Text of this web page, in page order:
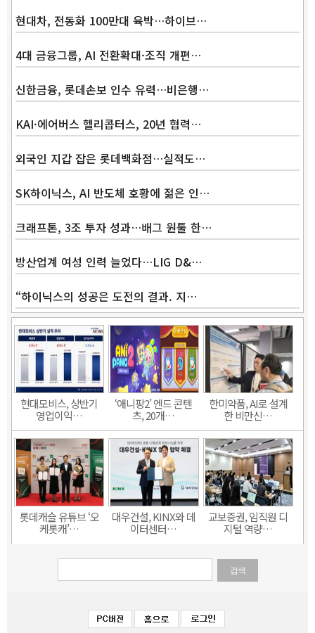
현대차, 전동화 100만대 육박…하이브…
4대 금융그룹, AI 전환확대·조직 개편…
신한금융, 롯데손보 인수 유력…비은행…
KAI·에어버스 헬리콥터스, 20년 협력…
외국인 지갑 잡은 롯데백화점…실적도…
SK하이닉스, AI 반도체 호황에 젊은 인…
크래프톤, 3조 투자 성과…배그 원툴 한…
방산업계 여성 인력 늘었다…LIG D&…
“하이닉스의 성공은 도전의 결과. 지…
현대모비스, 상반기
영업이익…
‘애니팡2’ 엔드 콘텐
츠, 20개…
한미약품, AI로 설계
한 비만신…
롯데캐슬 유튜브 ‘오
케롯캐’…
대우건설, KINX와 데
이터센터…
교보증권, 임직원 디
지털 역량…
검색